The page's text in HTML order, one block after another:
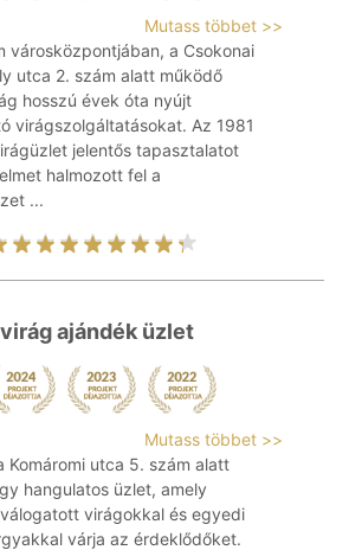
Mutass többet >>
városközpontjában, a Csokonai
utca 2. szám alatt működő
hosszú évek óta nyújt
virágszolgáltatásokat. Az 1981
jelentős tapasztalatot
halmozott fel a
...
ajándék üzlet
Mutass többet >>
Komáromi utca 5. szám alatt
hangulatos üzlet, amely
virágokkal és egyedi
várja az érdeklődőket.